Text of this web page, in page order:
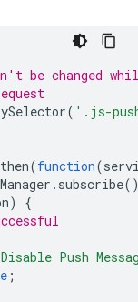
be changed
( '.js-
then(function(
. subscribe
)
{
Push
;